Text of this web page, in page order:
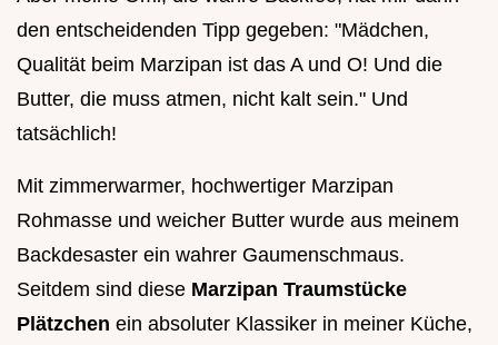
den entscheidenden Tipp gegeben: "Mädchen,
Qualität beim Marzipan ist das A und O! Und die
Butter, die muss atmen, nicht kalt sein." Und
tatsächlich!
Mit zimmerwarmer, hochwertiger Marzipan
Rohmasse und weicher Butter wurde aus meinem
Backdesaster ein wahrer Gaumenschmaus.
Seitdem sind diese Marzipan Traumstücke
Plätzchen ein absoluter Klassiker in meiner Küche,